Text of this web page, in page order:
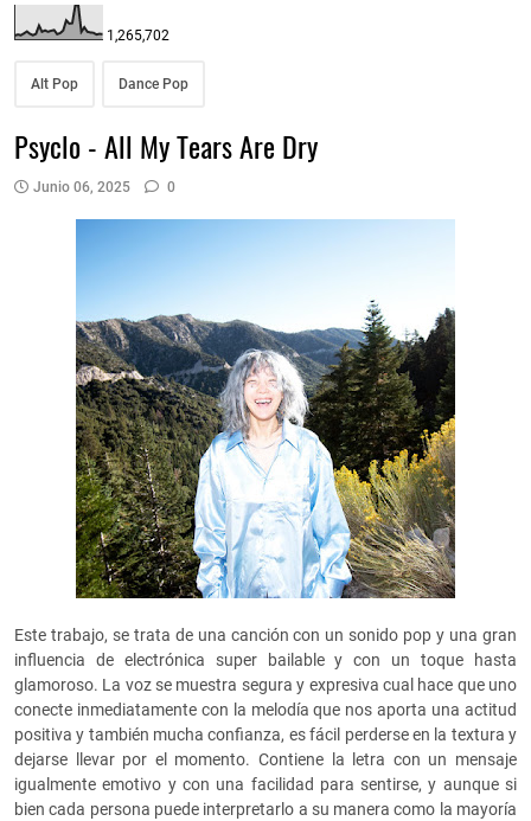
1,265,702
Alt Pop Dance Pop
Psyclo - All My Tears Are Dry
Junio 06, 2025 0
Este trabajo, se trata de una canción con un sonido pop y una gran
influencia de electrónica super bailable y con un toque hasta
glamoroso. La voz se muestra segura y expresiva cual hace que uno
conecte inmediatamente con la melodía que nos aporta una actitud
positiva y también mucha confianza, es fácil perderse en la textura y
dejarse llevar por el momento. Contiene la letra con un mensaje
igualmente emotivo y con una facilidad para sentirse, y aunque si
bien cada persona puede interpretarlo a su manera como la mayoría